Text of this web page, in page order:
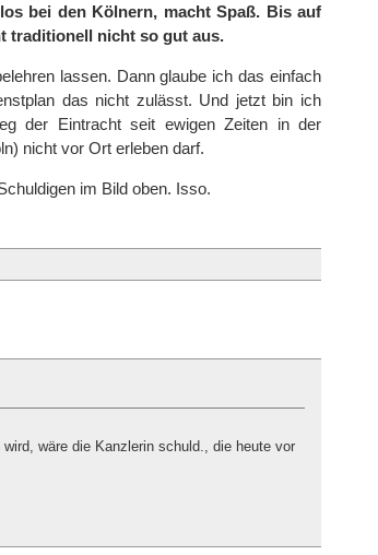
bei den Kölnern, macht Spaß. Bis auf
traditionell nicht so gut aus.
lassen. Dann glaube ich das einfach
das nicht zulässt. Und jetzt bin ich
der Eintracht seit ewigen Zeiten in der
nicht vor Ort erleben darf.
im Bild oben. Isso.
wäre die Kanzlerin schuld., die heute vor